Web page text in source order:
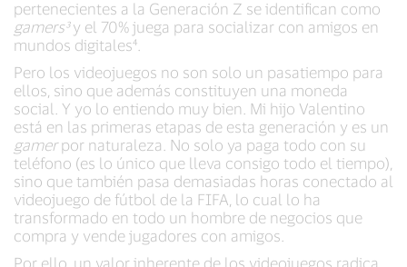
pertenecientes a la Generación Z se identifican como
gamers³y el 70% juega para socializar con amigos en
mundos digitales⁴.
Pero los videojuegos no son solo un pasatiempo para
ellos, sino que además constituyen una moneda
social. Y yo lo entiendo muy bien. Mi hijo Valentino
está en las primeras etapas de esta generación y es un
gamerpor naturaleza. No solo ya paga todo con su
teléfono (es lo único que lleva consigo todo el tiempo),
sino que también pasa demasiadas horas conectado al
videojuego de fútbol de la FIFA, lo cual lo ha
transformado en todo un hombre de negocios que
compra y vende jugadores con amigos.
Por ello, un valor inherente de los videojuegos radica